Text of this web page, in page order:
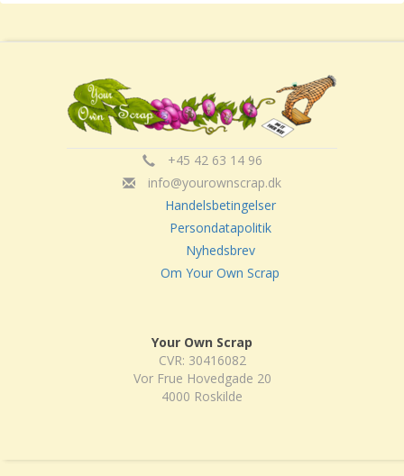
+45 42 63 14 96
info@yourownscrap.dk
Handelsbetingelser
Persondatapolitik
Nyhedsbrev
Om Your Own Scrap
Your Own Scrap
CVR: 30416082
Vor Frue Hovedgade 20
4000 Roskilde